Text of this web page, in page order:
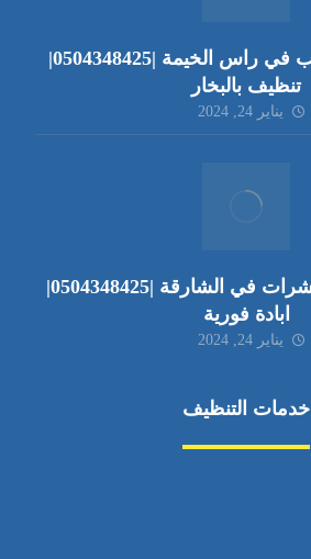
شركة تنظيف كنب في راس الخيمة |0504348425|
تنظيف بالبخار
يناير 24, 2024
شركة مكافحة حشرات في الشارقة |0504348425|
ابادة فورية
يناير 24, 2024
خدمات التنظيف